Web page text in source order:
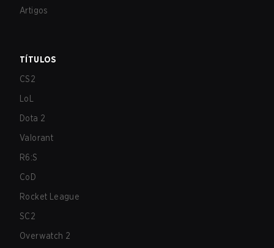
Artigos
TÍTULOS
CS2
LoL
Dota 2
Valorant
R6:S
CoD
Rocket League
SC2
Overwatch 2